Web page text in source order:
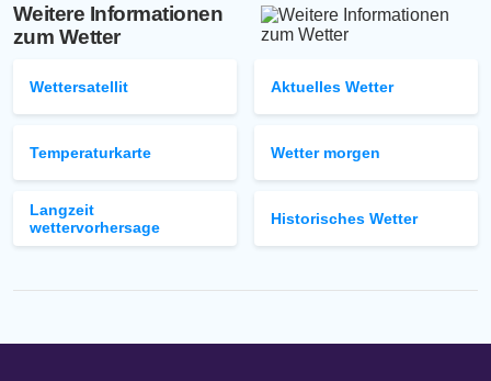
Weitere Informationen
zum Wetter
Wettersatellit
Temperaturkarte
Langzeit
wettervorhersage
Aktuelles Wetter
Wetter morgen
Historisches Wetter